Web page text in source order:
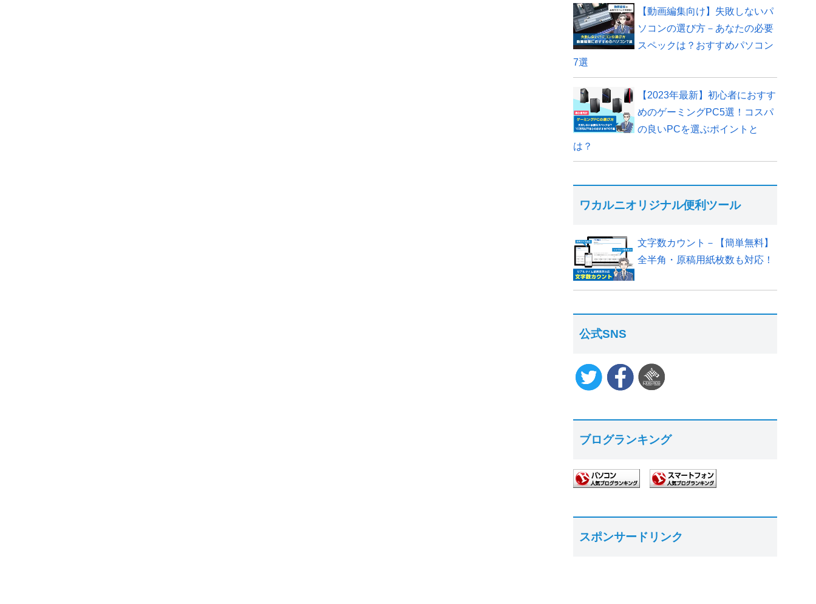
【動画編集向け】失敗しないパ
ソコンの選び方－あなたの必要
スペックは？おすすめパソコン
7選
【2023年最新】初心者におすす
めのゲーミングPC5選！コスパ
の良いPCを選ぶポイントと
は？
ワカルニオリジナル便利ツール
文字数カウント－【簡単無料】
全半角・原稿用紙枚数も対応！
公式SNS
ブログランキング
スポンサードリンク